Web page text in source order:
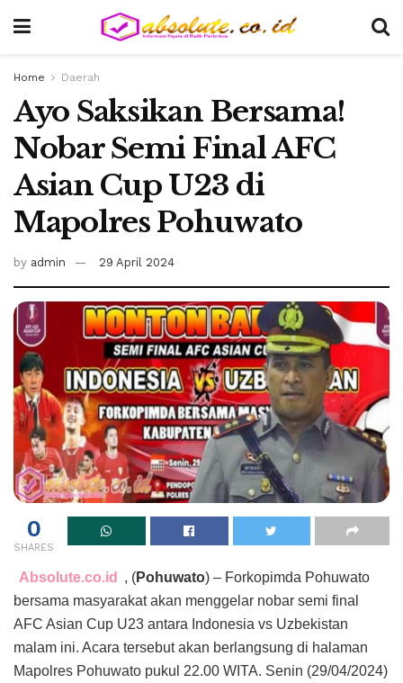
Home Daerah
Ayo Saksikan Bersama!
Nobar Semi Final AFC
Asian Cup U23 di
Mapolres Pohuwato
by admin 29 April 2024
0
SHARES
Absolute.co.id , (Pohuwato) – Forkopimda Pohuwato
bersama masyarakat akan menggelar nobar semi final
AFC Asian Cup U23 antara Indonesia vs Uzbekistan
malam ini. Acara tersebut akan berlangsung di halaman
Mapolres Pohuwato pukul 22.00 WITA. Senin (29/04/2024)